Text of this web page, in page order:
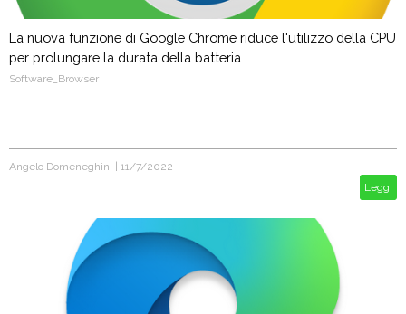
La nuova funzione di Google Chrome riduce l'utilizzo della CPU
per prolungare la durata della batteria
Software_Browser
Angelo Domeneghini
11/7/2022
Leggi